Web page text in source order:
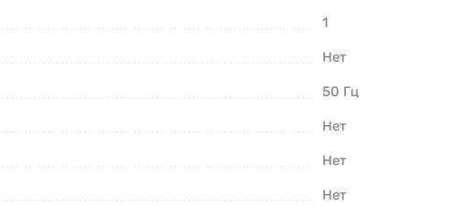
1
Нет
50 Гц
Нет
Нет
Нет